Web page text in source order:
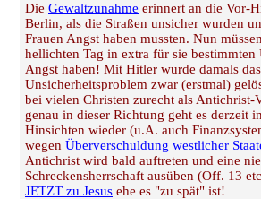
Die Gewaltzunahme erinnert an die Vor-
Berlin, als die Straßen unsicher wurden
Frauen Angst haben mussten. Nun
hellichten Tag in extra für sie bestimmten
Angst haben! Mit Hitler wurde damals das
Unsicherheitsproblem zwar (erstmal)
bei vielen Christen zurecht als
genau in dieser Richtung geht es derzeit
Hinsichten wieder (u.A. auch
wegen Überverschuldung westlicher
Antichrist wird bald auftreten und eine
Schreckensherrschaft ausüben (Off. 13
JETZT zu Jesus ehe es "zu spät" ist!